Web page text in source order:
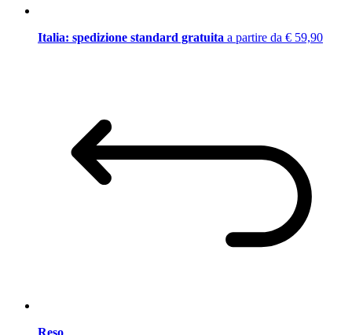
Italia: spedizione standard gratuita a partire da € 59,90